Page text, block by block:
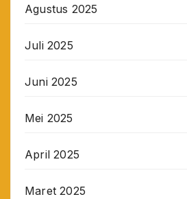
Agustus 2025
Juli 2025
Juni 2025
Mei 2025
April 2025
Maret 2025